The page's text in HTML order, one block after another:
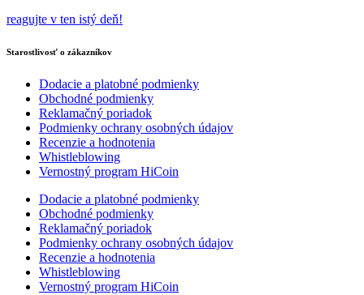
reagujte v ten istý deň!
Starostlivosť o zákazníkov
Dodacie a platobné podmienky
Obchodné podmienky
Reklamačný poriadok
Podmienky ochrany osobných údajov
Recenzie a hodnotenia
Whistleblowing
Vernostný program HiCoin
Dodacie a platobné podmienky
Obchodné podmienky
Reklamačný poriadok
Podmienky ochrany osobných údajov
Recenzie a hodnotenia
Whistleblowing
Vernostný program HiCoin